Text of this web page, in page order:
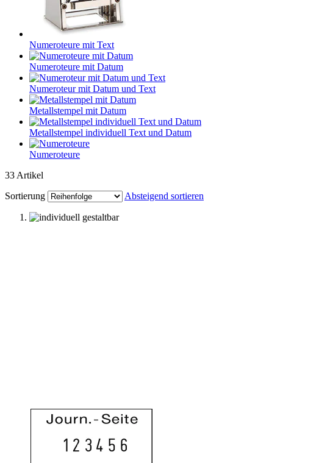
Numeroteure mit Text
Numeroteure mit Datum
Numeroteur mit Datum und Text
Metallstempel mit Datum
Metallstempel individuell Text und Datum
Numeroteure
33 Artikel
Sortierung
Absteigend sortieren